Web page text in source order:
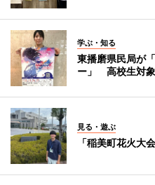
学ぶ・知る
東播磨県民局が
ー」 高校生対
見る・遊ぶ
「稲美町花火